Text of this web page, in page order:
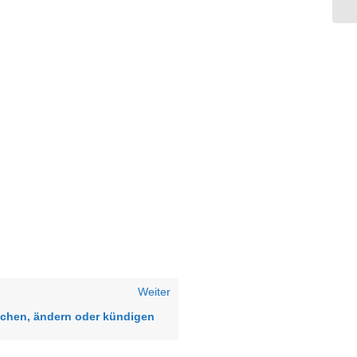
Weiter
ändern oder kündigen